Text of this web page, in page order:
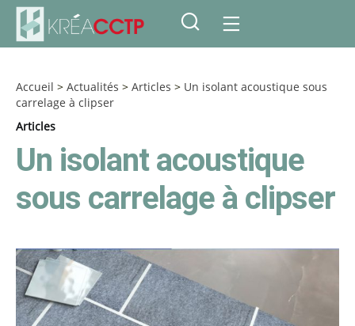
Accueil > Actualités > Articles > Un isolant acoustique sous
carrelage à clipser
Articles
Un isolant acoustique
sous carrelage à clipser